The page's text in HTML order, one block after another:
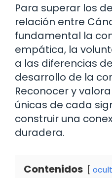
Para superar los
relación entre
fundamental la
empática, la
a las diferencias
desarrollo de la
Reconocer y
únicas de cada
construir una
duradera.
Contenidos